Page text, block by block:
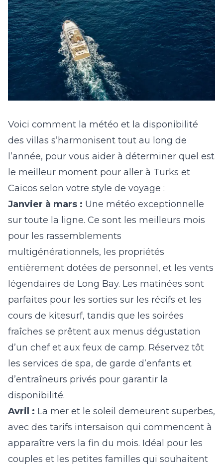
Voici comment la météo et la disponibilité
des villas s’harmonisent tout au long de
l’année, pour vous aider à déterminer quel est
le meilleur moment pour aller à Turks et
Caicos selon votre style de voyage :
Janvier à mars : Une météo exceptionnelle
sur toute la ligne. Ce sont les meilleurs mois
pour les rassemblements
multigénérationnels, les propriétés
entièrement dotées de personnel, et les vents
légendaires de Long Bay. Les matinées sont
parfaites pour les sorties sur les récifs et les
cours de kitesurf, tandis que les soirées
fraîches se prêtent aux menus dégustation
d’un chef et aux feux de camp. Réservez tôt
les services de spa, de garde d’enfants et
d’entraîneurs privés pour garantir la
disponibilité.
Avril : La mer et le soleil demeurent superbes,
avec des tarifs intersaison qui commencent à
apparaître vers la fin du mois. Idéal pour les
couples et les petites familles qui souhaitent